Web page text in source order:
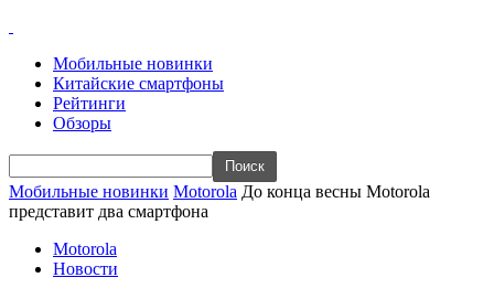
Мобильные новинки
Китайские смартфоны
Рейтинги
Обзоры
Мобильные новинки Motorola До конца весны Motorola
представит два смартфона
Motorola
Новости